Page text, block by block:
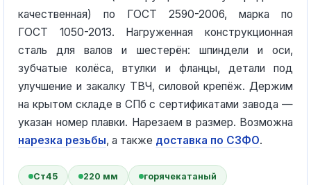
качественная) по ГОСТ 2590-2006, марка по
ГОСТ 1050-2013. Нагруженная конструкционная
сталь для валов и шестерён: шпиндели и оси,
зубчатые колёса, втулки и фланцы, детали под
улучшение и закалку ТВЧ, силовой крепёж. Держим
на крытом складе в СПб с сертификатами завода —
указан номер плавки. Нарезаем в размер. Возможна
нарезка резьбы, а также доставка по СЗФО.
Ст45 220 мм горячекатаный